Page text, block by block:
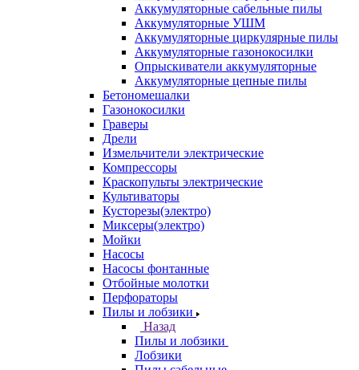
Аккумуляторные сабельные пилы
Аккумуляторные УШМ
Аккумуляторные циркулярные пилы
Аккумуляторные газонокосилки
Опрыскиватели аккумуляторные
Аккумуляторные цепные пилы
Бетономешалки
Газонокосилки
Граверы
Дрели
Измельчители электрические
Компрессоры
Краскопульты электрические
Культиваторы
Кусторезы(электро)
Миксеры(электро)
Мойки
Насосы
Насосы фонтанные
Отбойные молотки
Перфораторы
Пилы и лобзики
Назад
Пилы и лобзики
Лобзики